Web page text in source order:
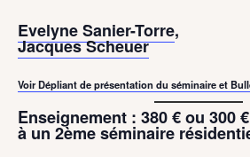
Evelyne Sanier-Torre,
Jacques Scheuer
Voir Dépliant de présentation du séminaire et
Enseignement : 380 € ou 300
à un 2ème séminaire